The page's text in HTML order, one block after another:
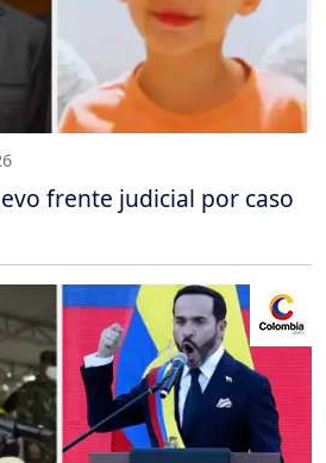
frente judicial por caso